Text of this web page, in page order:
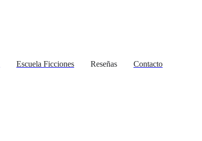
Escuela Ficciones Reseñas Contacto